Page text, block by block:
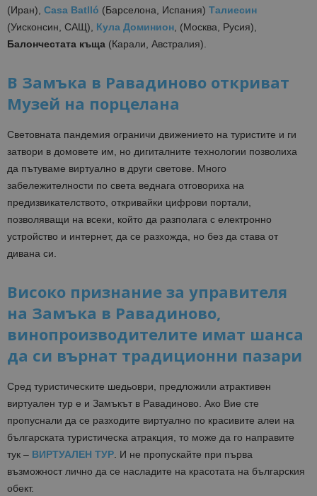
(Иран), Casa Batlló (Барселона, Испания) Талиесин
(Уисконсин, САЩ), Кула Доминион, (Москва, Русия),
Балончестата къща (Карали, Австралия).
В Замъка в Равадиново откриват
Музей на порцелана
Световната пандемия ограничи движението на туристите и ги
затвори в домовете им, но дигиталните технологии позволиха
да пътуваме виртуално в други светове. Много
забележителности по света веднага отговориха на
предизвикателството, откривайки цифрови портали,
позволяващи на всеки, който да разполага с електронно
устройство и интернет, да се разхожда, но без да става от
дивана си.
Високо признание за управителя
на Замъка в Равадиново,
винопроизводителите имат шанса
да си върнат традиционни пазари
Сред туристическите шедьоври, предложили атрактивен
виртуален тур е и Замъкът в Равадиново. Ако Вие сте
пропуснали да се разходите виртуално по красивите алеи на
българската туристическа атракция, то може да го направите
тук – ВИРТУАЛЕН ТУР. И не пропускайте при първа
възможност лично да се насладите на красотата на българския
обект.